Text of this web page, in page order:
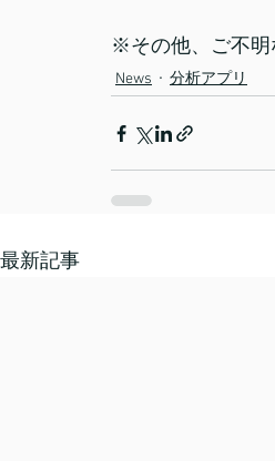
※その他、ご不明
News 分析アプリ
最新記事